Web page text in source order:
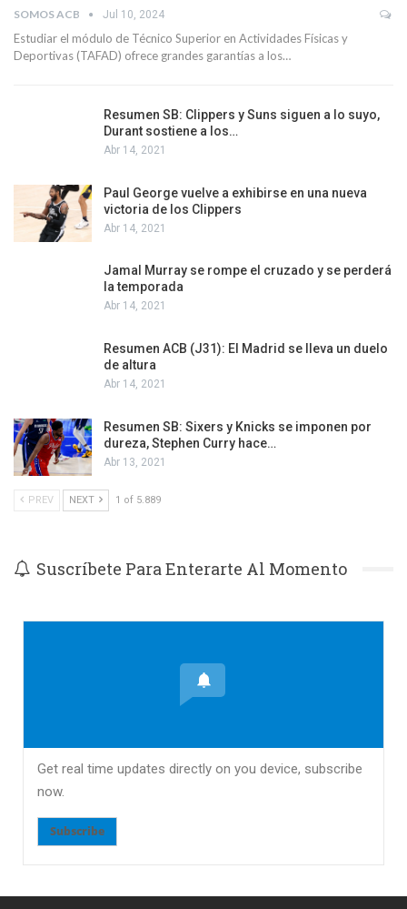
SOMOS ACB Jul 10, 2024
Estudiar el módulo de Técnico Superior en Actividades Físicas y
Deportivas (TAFAD) ofrece grandes garantías a los…
Resumen SB: Clippers y Suns siguen a lo suyo,
Durant sostiene a los…
Abr 14, 2021
Paul George vuelve a exhibirse en una nueva
victoria de los Clippers
Abr 14, 2021
Jamal Murray se rompe el cruzado y se perderá
la temporada
Abr 14, 2021
Resumen ACB (J31): El Madrid se lleva un duelo
de altura
Abr 14, 2021
Resumen SB: Sixers y Knicks se imponen por
dureza, Stephen Curry hace…
Abr 13, 2021
PREV NEXT 1 of 5.889
Suscríbete Para Enterarte Al Momento
Get real time updates directly on you device, subscribe
now.
Subscribe